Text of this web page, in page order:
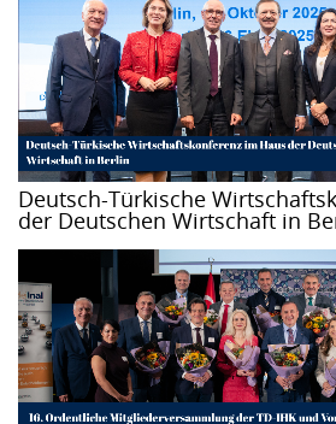
Deutsch-Türkische
der Deutschen Wirtschaft in